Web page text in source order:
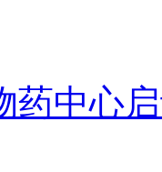
药中心